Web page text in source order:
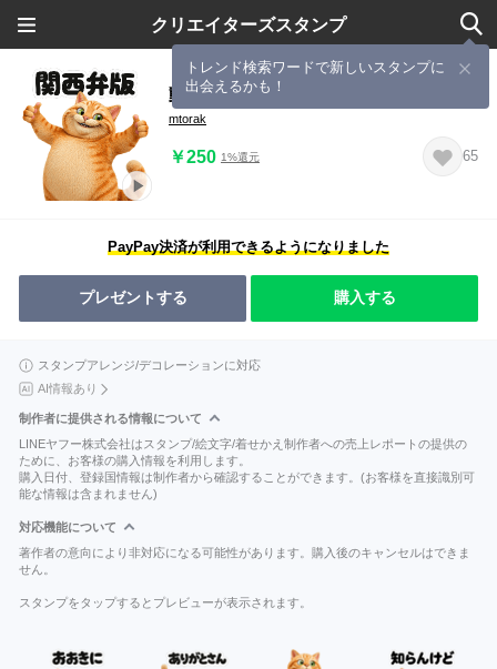
クリエイターズスタンプ
トレンド検索ワードで新しいスタンプに
出会えるかも！
動くふくまるのスタンプ関西弁版
mtorak
￥250 1%還元 65
PayPay決済が利用できるようになりました
プレゼントする 購入する
スタンプアレンジ/デコレーションに対応
AI情報あり
制作者に提供される情報について
LINEヤフー株式会社はスタンプ/絵文字/着せかえ制作者への売上レポートの提供の
ために、お客様の購入情報を利用します。
購入日付、登録国情報は制作者から確認することができます。(お客様を直接識別可
能な情報は含まれません)
対応機能について
著作者の意向により非対応になる可能性があります。購入後のキャンセルはできま
せん。
スタンプをタップするとプレビューが表示されます。